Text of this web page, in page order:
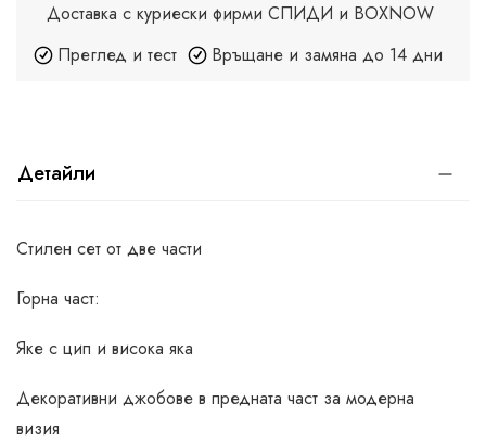
Доставка с куриески фирми СПИДИ и BOXNOW
Преглед и тест
Връщане и замяна до 14 дни
Детайли
Стилен сет от две части
Горна част:
Яке с цип и висока яка
Декоративни джобове в предната част за модерна
визия